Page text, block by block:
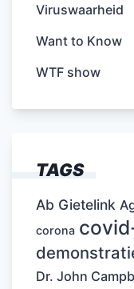
Viruswaarheid
Want to Know
WTF show
TAGS
Ab Gietelink
corona
Dr. John